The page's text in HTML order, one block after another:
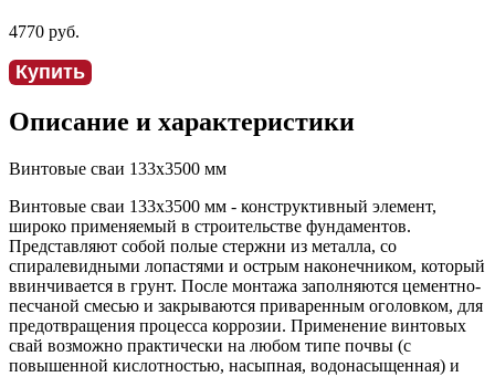
4770 руб.
Купить
Описание и характеристики
Винтовые сваи 133x3500 мм
Винтовые сваи 133x3500 мм - конструктивный элемент,
широко применяемый в строительстве фундаментов.
Представляют собой полые стержни из металла, со
спиралевидными лопастями и острым наконечником, который
ввинчивается в грунт. После монтажа заполняются цементно-
песчаной смесью и закрываются приваренным оголовком, для
предотвращения процесса коррозии. Применение винтовых
свай возможно практически на любом типе почвы (с
повышенной кислотностью, насыпная, водонасыщенная) и